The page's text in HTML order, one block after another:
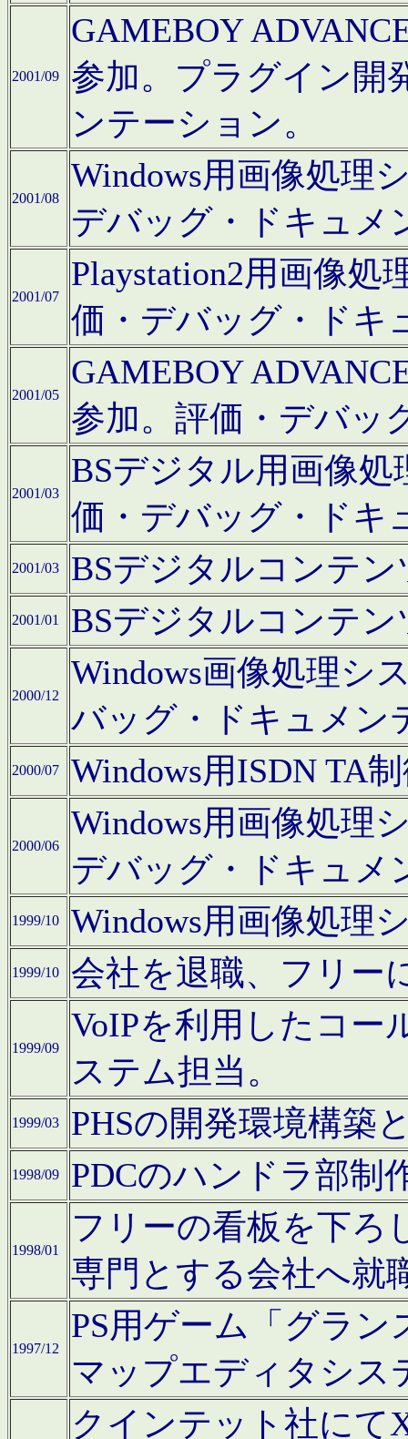
2001/09
GAMEBOY
参加。プラグイン開
ンテーション。
2001/08
Windows用画像処理
デバッグ・ドキュメ
2001/07
Playstation2用画像
価・デバッグ・ドキ
2001/05
GAMEBOY
参加。評価・デバッ
2001/03
BSデジタル用画像
価・デバッグ・ドキ
2001/03 BSデジタルコンテ
2001/01 BSデジタルコンテ
2000/12
Windows画像処理シ
バッグ・ドキュメン
2000/07 Windows用ISDN TA
2000/06
Windows用画像処理
デバッグ・ドキュメ
1999/10 Windows用画像処理
1999/10 会社を退職、フリー
1999/09
VoIPを利用したコー
ステム担当。
1999/03 PHSの開発環境構築
1998/09 PDCのハンドラ部制
1998/01
フリーの看板を下ろ
専門とする会社へ就
1997/12
PS用ゲーム「グラン
マップエディタシス
クインテット社にて